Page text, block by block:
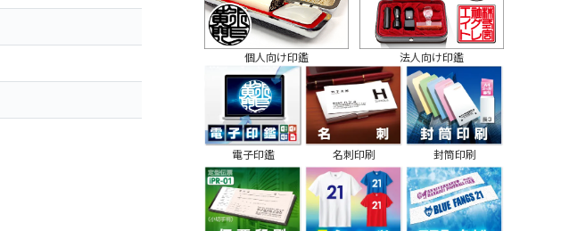
個人向け印鑑 法人向け印鑑
電子印鑑 名刺印刷 封筒印刷